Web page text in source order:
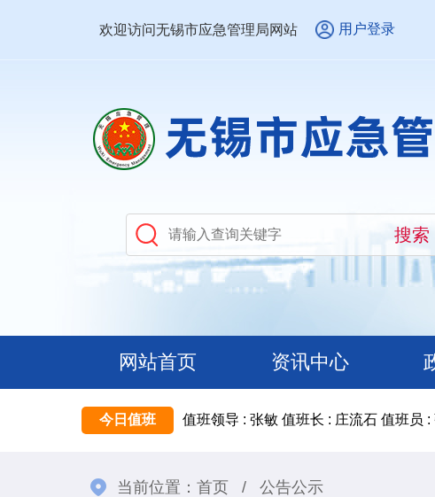
欢迎访问无锡市应急管理局网站 用户登录
网站首页 资讯中心
今日值班 值班领导 : 张敏 值班长 : 庄流石 值班员 :
当前位置： 首页 / 公告公示